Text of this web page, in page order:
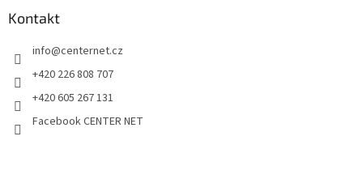
Kontakt
info@centernet.cz
+420 226 808 707
+420 605 267 131
Facebook CENTER NET